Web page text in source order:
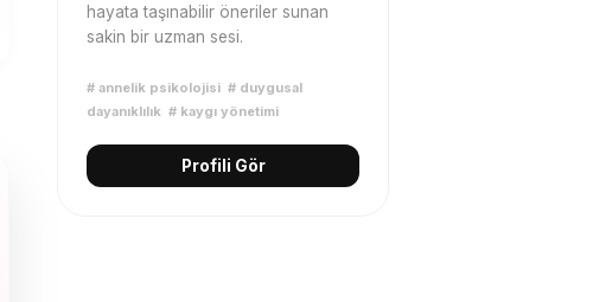
hayata taşınabilir öneriler sunan
sakin bir uzman sesi.
# annelik psikolojisi # duygusal
dayanıklılık # kaygı yönetimi
Profili Gör